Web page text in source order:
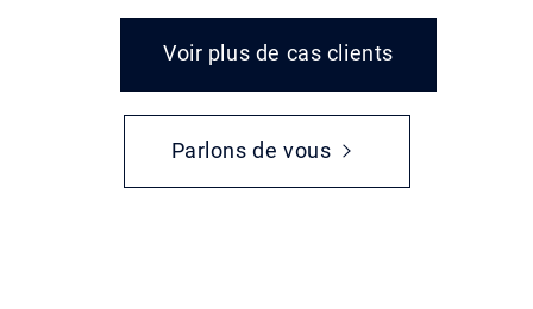
Voir plus de cas clients
Parlons de vous